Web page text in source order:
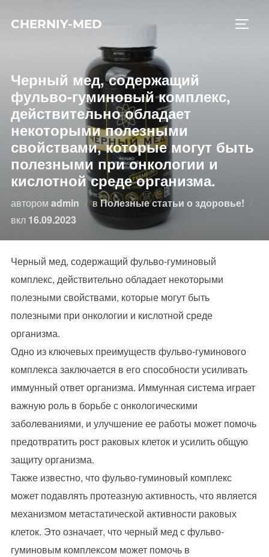
CHERNIY-MED
Черный мед, содержащий
фульво-гуминовый комплекс,
действительно обладает
некоторыми полезными
свойствами, которые могут быть
полезными при онкологии и
кислотной среде организма.
автором admin вПолезные статьи о здоровье!
вкл Опубликовано
16.09.2023
Черный мед, содержащий фульво-гуминовый
комплекс, действительно обладает некоторыми
полезными свойствами, которые могут быть
полезными при онкологии и кислотной среде
организма.
Одно из ключевых преимуществ фульво-гуминового
комплекса заключается в его способности усиливать
иммунный ответ организма. Иммунная система играет
важную роль в борьбе с онкологическими
заболеваниями, и улучшение ее работы может помочь
предотвратить рост раковых клеток и усилить общую
защиту организма.
Также известно, что фульво-гуминовый комплекс
может подавлять протеазную активность, что является
механизмом метастатической активности раковых
клеток. Это означает, что черный мед с фульво-
гуминовым комплексом может помочь в